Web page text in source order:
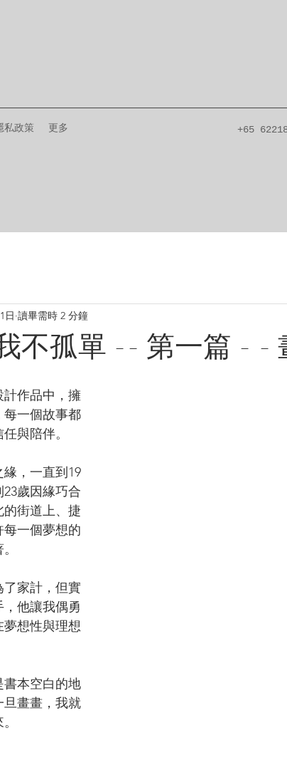
私政策 更多 +65
不孤單 -- 第一篇 - -
日 讀畢需時 2 分鐘
作品中，擁
一個故事都
與陪伴。
，一直到19
歲因緣巧合
街道上、捷
一個夢想的
家計，但實
他讓我偶勇
想性與理想
本空白的地
畫畫，我就